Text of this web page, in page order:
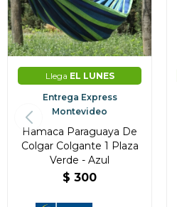
Llega EL LUNES
Entrega Express
Montevideo
Hamaca Paraguaya De
Colgar Colgante 1 Plaza
Verde - Azul
$ 300